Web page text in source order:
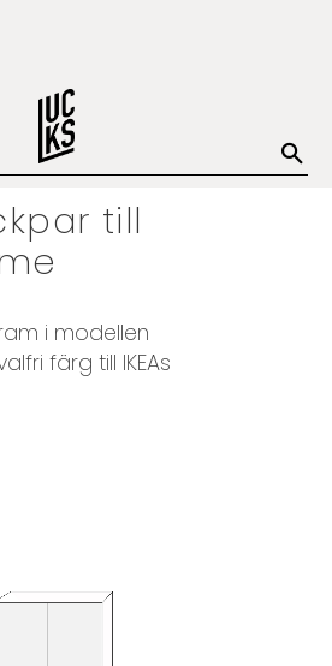
till
i modellen
färg till IKEAs